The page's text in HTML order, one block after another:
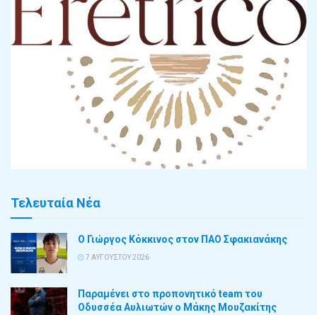
Τελευταία Νέα
Ο Γιώργος Κόκκινος στον ΠΑΟ Σφακιανάκης
7 ΑΥΓΟΎΣΤΟΥ 2026
Παραμένει στο προπονητικό team του
Οδυσσέα Αυλιωτών ο Μάκης Μουζακίτης